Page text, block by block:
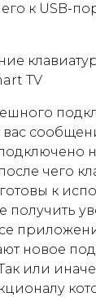
к USB-
вас
чего
к
получить
новое
или